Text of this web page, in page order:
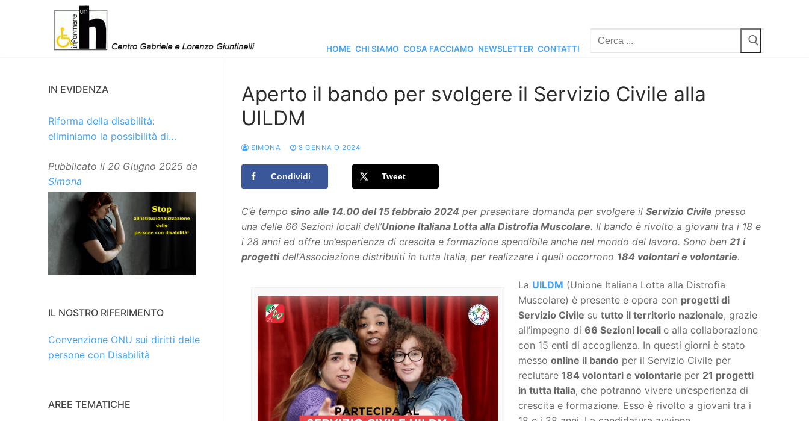
HOME CHI SIAMO COSA FACCIAMO NEWSLETTER CONTATTI
Cerca:
Aperto il bando per svolgere il Servizio Civile alla
UILDM
SIMONA 8 GENNAIO 2024
Condividi Tweet
C’è tempo sino alle 14.00 del 15 febbraio 2024 per presentare domanda per svolgere il Servizio Civile presso
una delle 66 Sezioni locali dell’Unione Italiana Lotta alla Distrofia Muscolare. Il bando è rivolto a giovani tra i 18 e
i 28 anni ed offre un’esperienza di crescita e formazione spendibile anche nel mondo del lavoro. Sono ben 21 i
progettidell’Associazione distribuiti in tutta Italia, per realizzare i quali occorrono 184 volontari e volontarie.
La UILDM (Unione Italiana Lotta alla Distrofia
Muscolare) è presente e opera con progetti di
Servizio Civile su tutto il territorio nazionale, grazie
all’impegno di 66 Sezioni locali e alla collaborazione
con 15 enti di accoglienza. In questi giorni è stato
messo online il bando per il Servizio Civile per
reclutare 184 volontari e volontarie per 21 progetti
in tutta Italia, che potranno vivere un’esperienza di
crescita e formazione. Esso è rivolto a giovani tra i
IN EVIDENZA
Riforma della disabilità:
eliminiamo la possibilità di
Pubblicato il 20 Giugno 2025 da
Simona
IL NOSTRO RIFERIMENTO
Convenzione ONU sui diritti delle
persone con Disabilità
AREE TEMATICHE